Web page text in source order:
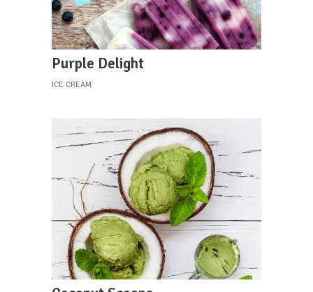
Purple Delight
ICE CREAM